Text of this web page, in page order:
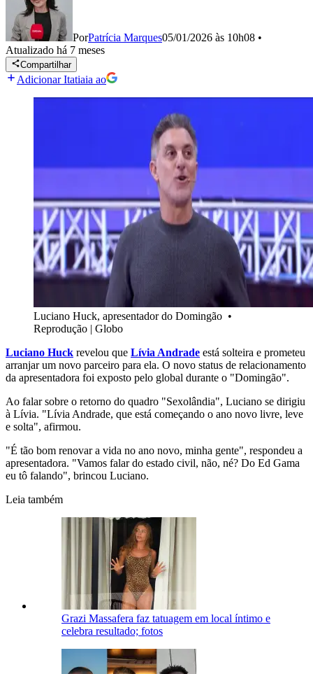
PorPatrícia Marques05/01/2026 às 10h08 •
Atualizado há 7 meses
Compartilhar
Adicionar Itatiaia ao
Luciano Huck, apresentador do Domingão •
Reprodução | Globo
Luciano Huck revelou que Lívia Andrade está solteira e prometeu
arranjar um novo parceiro para ela. O novo status de relacionamento
da apresentadora foi exposto pelo global durante o "Domingão".
Ao falar sobre o retorno do quadro "Sexolândia", Luciano se dirigiu
à Lívia. "Lívia Andrade, que está começando o ano novo livre, leve
e solta", afirmou.
"É tão bom renovar a vida no ano novo, minha gente", respondeu a
apresentadora. "Vamos falar do estado civil, não, né? Do Ed Gama
eu tô falando", brincou Luciano.
Leia também
Grazi Massafera faz tatuagem em local íntimo e
celebra resultado; fotos